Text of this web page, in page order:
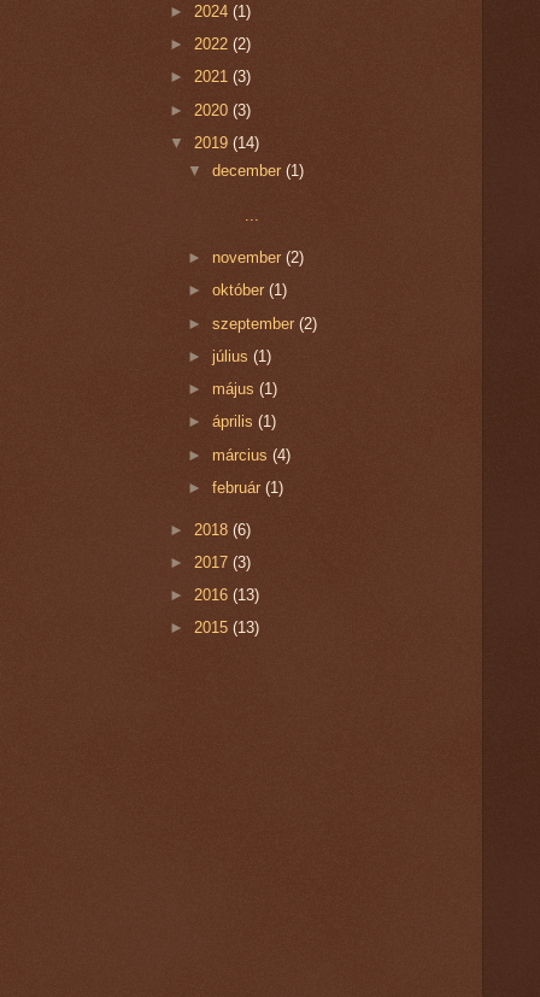
► 2024 (1)
► 2022 (2)
► 2021 (3)
► 2020 (3)
▼ 2019 (14)
▼december(1)
...
► november(2)
►október(1)
►szeptember(2)
►július(1)
► május(1)
►április(1)
► március(4)
►február(1)
► 2018 (6)
► 2017 (3)
► 2016 (13)
► 2015 (13)